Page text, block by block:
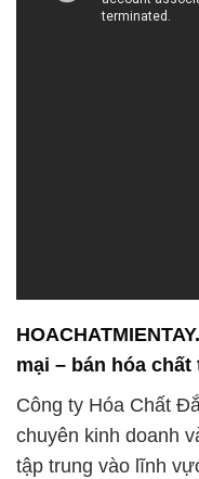
mại – bán hóa
Công ty Hóa Chất
chuyên kinh doanh
tập trung vào lĩnh